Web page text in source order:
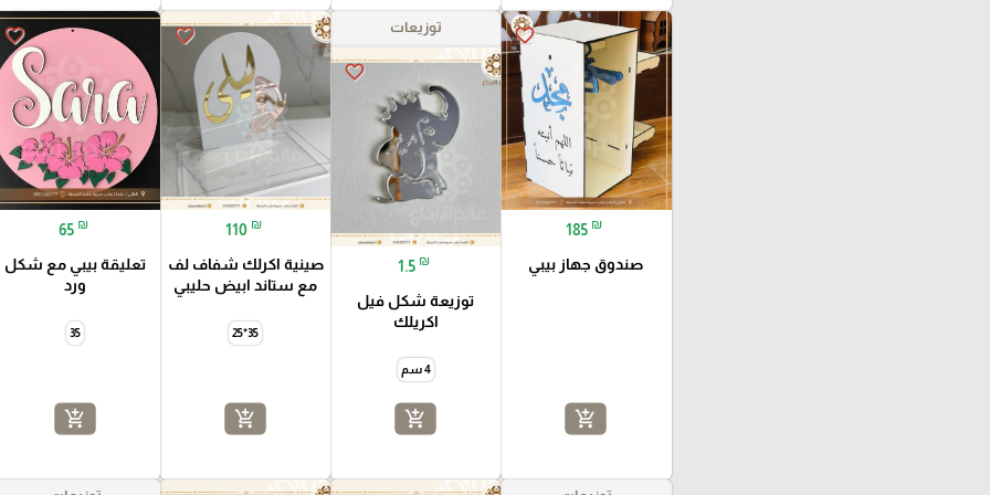
favorite_border
185 ₪
صندوق جهاز بيبي
add_shopping_cart
توزيعات
favorite_border
1.5 ₪
توزيعة شكل فيل
اكريلك
4 سم
add_shopping_cart
favorite_border
110 ₪
صينية اكرلك شفاف لف
مع ستاند ابيض حليبي
35*25
add_shopping_cart
favorite_border
65 ₪
تعليقة بيبي مع شكل
ورد
35
add_shopping_cart